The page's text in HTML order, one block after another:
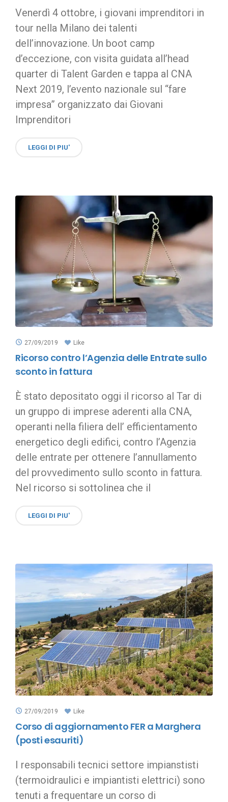
Venerdì 4 ottobre, i giovani imprenditori in
tour nella Milano dei talenti
dell’innovazione. Un boot camp
d’eccezione, con visita guidata all’head
quarter di Talent Garden e tappa al CNA
Next 2019, l’evento nazionale sul “fare
impresa” organizzato dai Giovani
Imprenditori
LEGGI DI PIU'
27/09/2019 Like
Ricorso contro l’Agenzia delle Entrate sullo
sconto in fattura
È stato depositato oggi il ricorso al Tar di
un gruppo di imprese aderenti alla CNA,
operanti nella filiera dell’ efficientamento
energetico degli edifici, contro l’Agenzia
delle entrate per ottenere l’annullamento
del provvedimento sullo sconto in fattura.
Nel ricorso si sottolinea che il
LEGGI DI PIU'
27/09/2019 Like
Corso di aggiornamento FER a Marghera
(posti esauriti)
I responsabili tecnici settore impianstisti
(termoidraulici e impiantisti elettrici) sono
tenuti a frequentare un corso di